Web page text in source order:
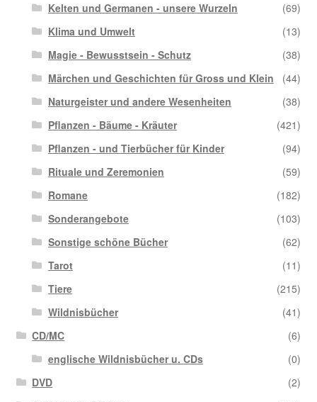
Kelten und Germanen - unsere Wurzeln
(69)
Klima und Umwelt
(13)
Magie - Bewusstsein - Schutz
(38)
Märchen und Geschichten für Gross und Klein
(44)
Naturgeister und andere Wesenheiten
(38)
Pflanzen - Bäume - Kräuter
(421)
Pflanzen - und Tierbücher für Kinder
(94)
Rituale und Zeremonien
(59)
Romane
(182)
Sonderangebote
(103)
Sonstige schöne Bücher
(62)
Tarot
(11)
Tiere
(215)
Wildnisbücher
(41)
CD/MC
(6)
englische Wildnisbücher u. CDs
(0)
DVD
(2)